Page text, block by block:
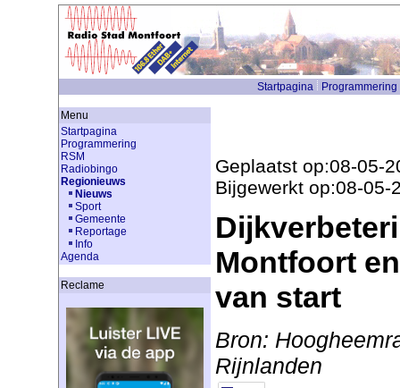
Startpagina Programmering
Menu
Startpagina
Programmering
RSM
Radiobingo
Regionieuws
Nieuws
Sport
Gemeente
Reportage
Info
Agenda
Reclame
Geplaatst op:08-05-
Bijgewerkt op:08-05-
Montfoort
van start
Bron:
Rijnlanden